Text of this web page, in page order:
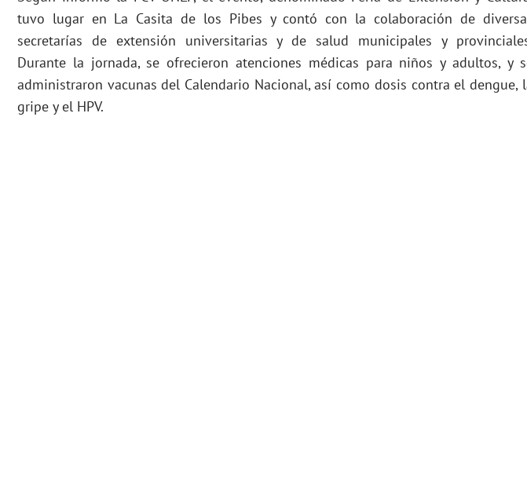
tuvo lugar en La Casita de los Pibes y contó con la colaboración de
secretarías de extensión universitarias y de salud municipales y
Durante la jornada, se ofrecieron atenciones médicas para niños y adultos, y
administraron vacunas del Calendario Nacional, así como dosis contra el dengue,
gripe y el HPV.